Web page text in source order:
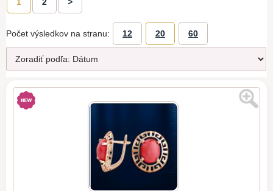
Počet výsledkov na stranu: 12 20 60